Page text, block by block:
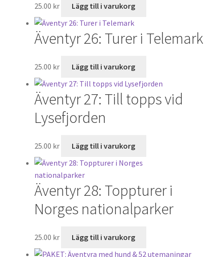
25.00 kr Lägg till i varukorg
Äventyr 26: Turer i Telemark
25.00 kr Lägg till i varukorg
Äventyr 27: Till topps vid
Lysefjorden
25.00 kr Lägg till i varukorg
Äventyr 28: Toppturer i
Norges nationalparker
25.00 kr Lägg till i varukorg